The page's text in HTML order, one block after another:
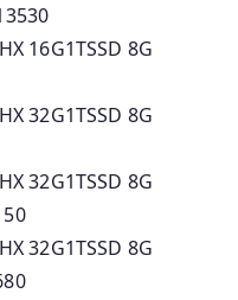
16G1TSSD 8G
32G1TSSD 8G
32G1TSSD 8G
32G1TSSD 8G